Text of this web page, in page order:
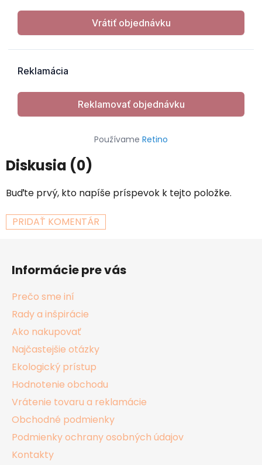
Používame Retino
Diskusia (0)
Buďte prvý, kto napíše príspevok k tejto položke.
PRIDAŤ KOMENTÁR
Informácie pre vás
Prečo sme iní
Rady a inšpirácie
Ako nakupovať
Najčastejšie otázky
Ekologický prístup
Hodnotenie obchodu
Vrátenie tovaru a reklamácie
Obchodné podmienky
Podmienky ochrany osobných údajov
Kontakty